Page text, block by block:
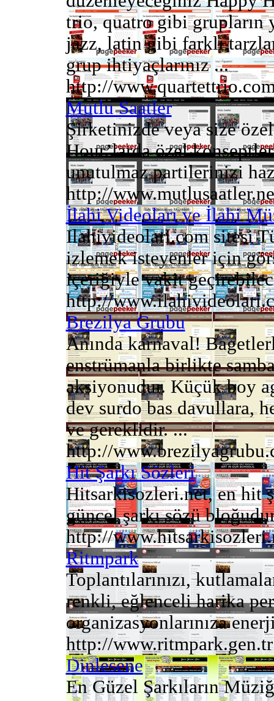
trio, quatro gibi grupların
jazz, latin gibi farklı
grup ihtiyaçlarınız ...
http://
Mutlu Saatler
Şirketinizde veya size
Hour’larda özel
unutulmaz partilerinizi
http://
İlahi Videoları ve İlahi
Ilahivideolari.com sitesi
izlemek isteyenler için
içeriğiyle vakit
http://
Brezilya Grubu
Anında karnaval!
enstrümanla birlikte
aksiyonudur. Küçük boy
dev surdo bas davullara,
ve gereklidir. ...
http://
Hit Şarkı Sözleri
Hitsarkisozleri.net, en hit
güncel şarkı sözü
http://
Ritmpark
Toplantılarınızı,
renkli, eğlenceli harika
organizasyonlarınıza
http://www.ritmpark.gen.tr
Dinlesene
En Güzel Şarkıların